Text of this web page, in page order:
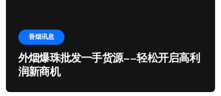
香烟讯息
外烟爆珠批发一手货源——轻松开启高利
润新商机